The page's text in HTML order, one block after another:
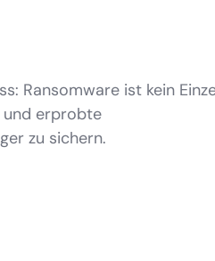
Ransomware ist kein
und erprobte
zu sichern.